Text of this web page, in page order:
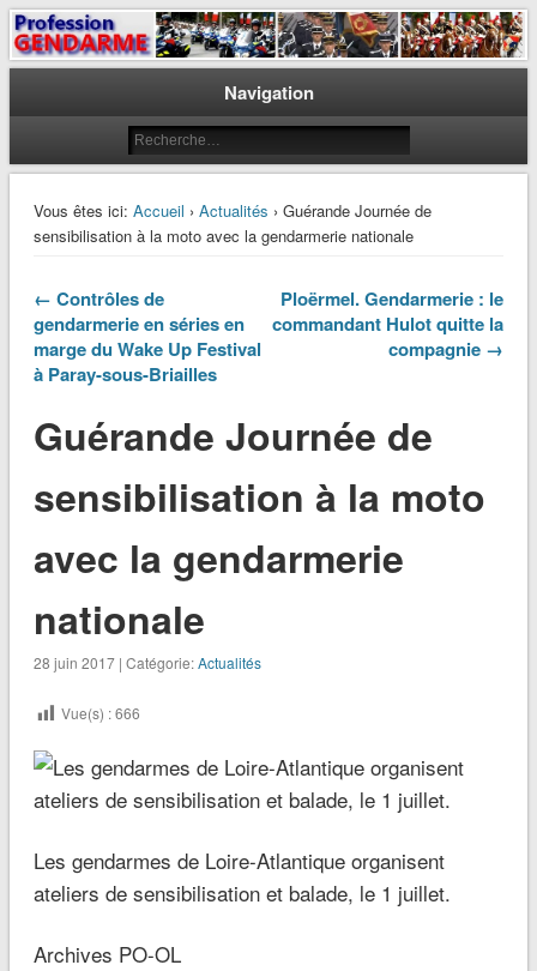
Profession Gendarme
Le journal des gendarmes
Navigation
Vous êtes ici: Accueil › Actualités › Guérande Journée de
sensibilisation à la moto avec la gendarmerie nationale
← Contrôles de
gendarmerie en séries en
marge du Wake Up Festival
à Paray-sous-Briailles
Ploërmel. Gendarmerie : le
commandant Hulot quitte la
compagnie →
Guérande Journée de
sensibilisation à la moto
avec la gendarmerie
nationale
28 juin 2017 | Catégorie:Actualités
Vue(s) :666
Les gendarmes de Loire-Atlantique organisent
ateliers de sensibilisation et balade, le 1 juillet.
Archives PO-OL